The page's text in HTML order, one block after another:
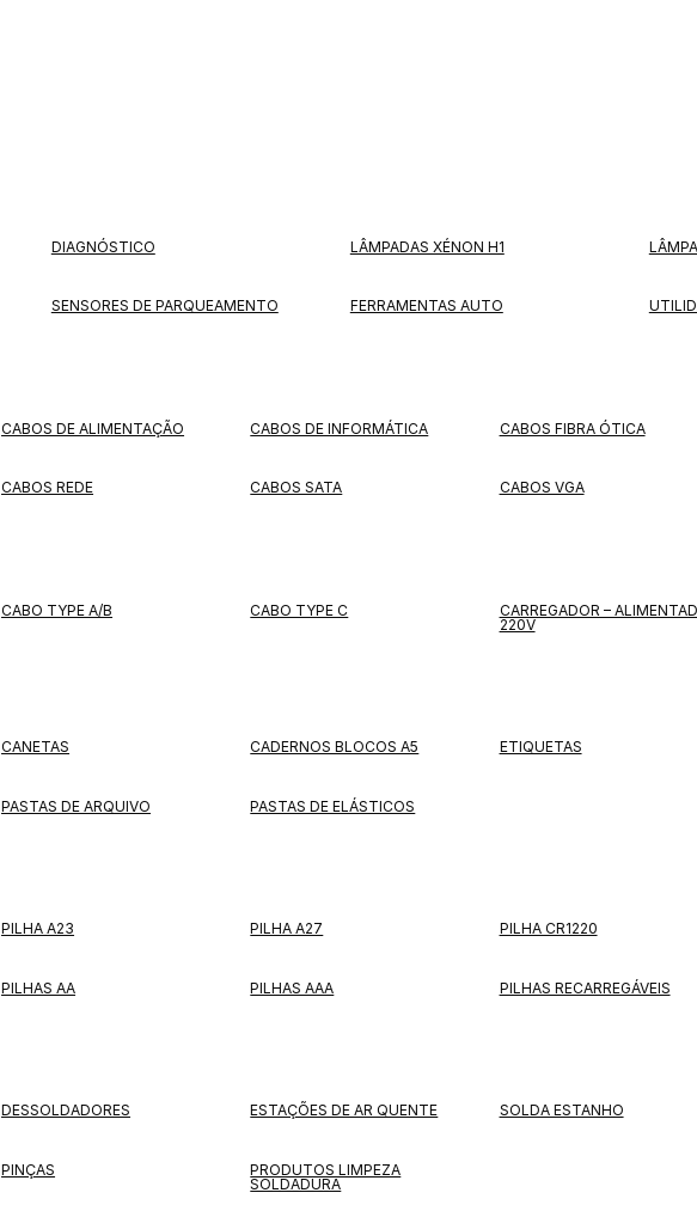
DIAGNÓSTICO LÂMPADAS XÉNON H1
SENSORES DE PARQUEAMENTO FERRAMENTAS AUTO
CABOS DE ALIMENTAÇÃO CABOS DE INFORMÁTICA CABOS FIBRA ÓTICA
CABOS REDE CABOS SATA CABOS VGA
CABO TYPE A/B CABO TYPE C
CARREGADOR –
220V
CANETAS CADERNOS BLOCOS A5 ETIQUETAS
PASTAS DE ARQUIVO PASTAS DE ELÁSTICOS
PILHA A23 PILHA A27 PILHA CR1220
PILHAS AA PILHAS AAA PILHAS RECARREGÁVEIS
DESSOLDADORES ESTAÇÕES DE AR QUENTE SOLDA ESTANHO
PINÇAS
PRODUTOS LIMPEZA
SOLDADURA